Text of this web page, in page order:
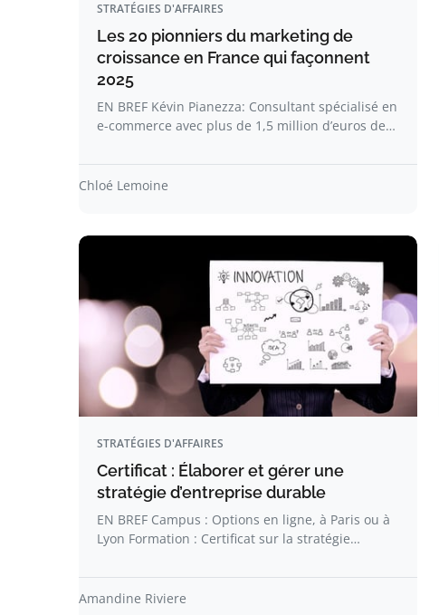
STRATÉGIES D'AFFAIRES
Les 20 pionniers du marketing de
croissance en France qui façonnent
2025
EN BREF Kévin Pianezza: Consultant spécialisé en
e-commerce avec plus de 1,5 million d’euros de…
Chloé Lemoine
STRATÉGIES D'AFFAIRES
Certificat : Élaborer et gérer une
stratégie d’entreprise durable
EN BREF Campus : Options en ligne, à Paris ou à
Lyon Formation : Certificat sur la stratégie…
Amandine Riviere